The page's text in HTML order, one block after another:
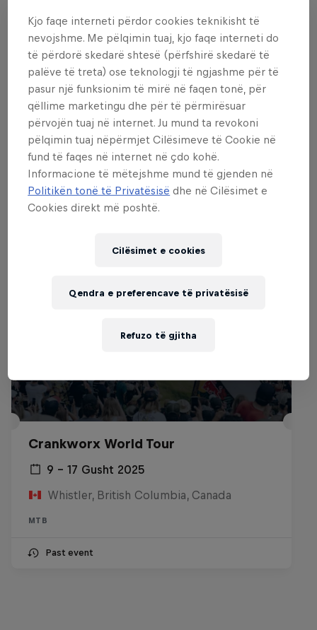
Joyride will be the biggest in the history of the
event as athletes look to push the sport and
themselves to new heights.
Follow@RedBullVanCity on Twitterto stay updated
with everything
#RBJoyride
Evente të ngjashme
Crankworx World Tour
9 – 17 Gusht 2025
Whistler, British Columbia, Canada
MTB
Past event
Kjo faqe interneti përdor cookies teknikisht të
nevojshme. Me pëlqimin tuaj, kjo faqe interneti do
të përdorë skedarë shtesë (përfshirë skedarë të
palëve të treta) ose teknologji të ngjashme për të
pasur një funksionim të mirë në faqen tonë, për
qëllime marketingu dhe për të përmirësuar
përvojën tuaj në internet. Ju mund ta revokoni
pëlqimin tuaj nëpërmjet Cilësimeve të Cookie në
fund të faqes në internet në çdo kohë.
Informacione të mëtejshme mund të gjenden në
Politikën tonë të Privatësisë dhe në Cilësimet e
Cookies direkt më poshtë.
Cilësimet e cookies
Refuzo të gjitha
Qendra e preferencave të privatësisë